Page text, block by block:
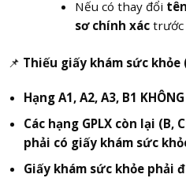
Nếu có thay đổi
sơ chính xáctrước
📌 Thiếu giấy khám sức khỏe
Hạng A1, A2, A3, B1
Các hạng GPLX còn lại (B,
phải có giấy khám sức
Giấy khám sức khỏe phải